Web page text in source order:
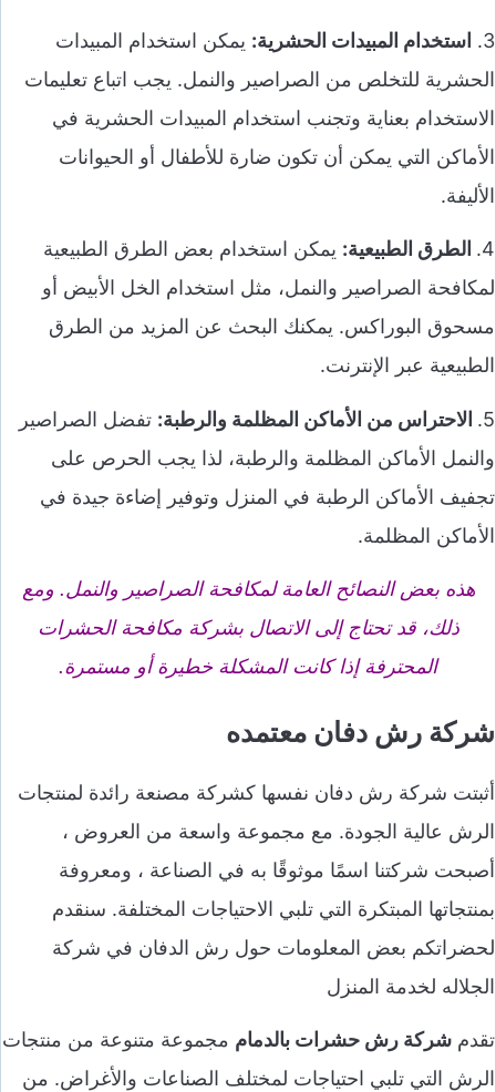
3. استخدام المبيدات الحشرية: يمكن استخدام المبيدات
الحشرية للتخلص من الصراصير والنمل. يجب اتباع تعليمات
الاستخدام بعناية وتجنب استخدام المبيدات الحشرية في
الأماكن التي يمكن أن تكون ضارة للأطفال أو الحيوانات
الأليفة.
4. الطرق الطبيعية: يمكن استخدام بعض الطرق الطبيعية
لمكافحة الصراصير والنمل، مثل استخدام الخل الأبيض أو
مسحوق البوراكس. يمكنك البحث عن المزيد من الطرق
الطبيعية عبر الإنترنت.
5. الاحتراس من الأماكن المظلمة والرطبة: تفضل الصراصير
والنمل الأماكن المظلمة والرطبة، لذا يجب الحرص على
تجفيف الأماكن الرطبة في المنزل وتوفير إضاءة جيدة في
الأماكن المظلمة.
هذه بعض النصائح العامة لمكافحة الصراصير والنمل. ومع
ذلك، قد تحتاج إلى الاتصال بشركة مكافحة الحشرات
المحترفة إذا كانت المشكلة خطيرة أو مستمرة.
شركة رش دفان معتمده
أثبتت شركة رش دفان نفسها كشركة مصنعة رائدة لمنتجات
الرش عالية الجودة. مع مجموعة واسعة من العروض ،
أصبحت شركتنا اسمًا موثوقًا به في الصناعة ، ومعروفة
بمنتجاتها المبتكرة التي تلبي الاحتياجات المختلفة. سنقدم
لحضراتكم بعض المعلومات حول رش الدفان في شركة
الجلاله لخدمة المنزل
تقدم شركة رش حشرات بالدمام مجموعة متنوعة من منتجات
الرش التي تلبي احتياجات لمختلف الصناعات والأغراض. من